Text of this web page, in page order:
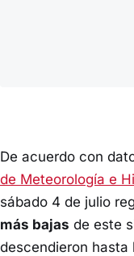
De acuerdo con
de Meteorología e
sábado 4 de julio
más bajas de este
descendieron hasta